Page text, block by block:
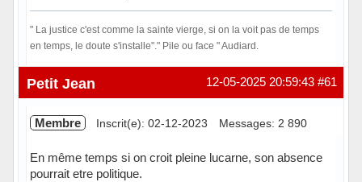
" La justice c'est comme la sainte vierge, si on la voit pas de temps
en temps, le doute s'installe"." Pile ou face " Audiard.
Hors ligne #61
12-05-2025 20:59:43
Petit Jean
Membre Inscrit(e): 02-12-2023 Messages: 2 890
En même temps si on croit pleine lucarne, son absence
pourrait etre politique.